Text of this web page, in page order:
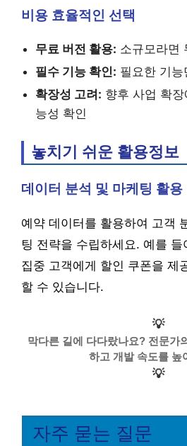
비용 효율적인 선택
무료 버전 활용: 소규모라면
필수 기능 확인: 필요한 기
확장성 고려: 향후 사업 확
능성 확인
놓치기 쉬운 활용정보
데이터 분석 및 마케팅 활용
예약 데이터를 활용하여 고객
팅 전략을 수립하세요. 예를
집중 고객에게 할인 쿠폰을 제
할 수 있습니다.
💡
막다른 길에 다다랐나요? 전문가
하고 개발 속도를 높
💡
자주 묻는 질문